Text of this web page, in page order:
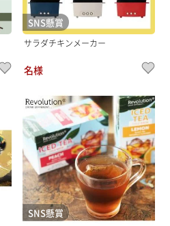
SNS懸賞
サラダチキンメーカー
名様
SNS懸賞